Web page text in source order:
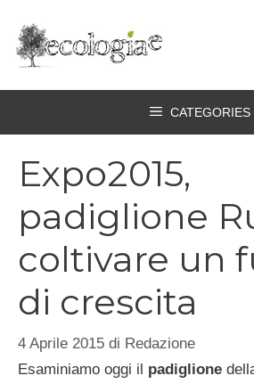
contenuto
CATEGORIES
Expo2015,
padiglione
coltivare un
di crescita
4 Aprile 2015 di Redazione
Esaminiamo oggi il padiglione